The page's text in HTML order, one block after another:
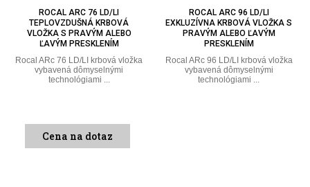
ROCAL ARC 76 LD/LI
TEPLOVZDUŠNÁ KRBOVÁ
VLOŽKA S PRAVÝM ALEBO
ĽAVÝM PRESKLENÍM
Rocal ARc 76 LD/LI krbová vložka
vybavená dômyselnými
technológiami ...
Cena na dotaz
ROCAL ARC 96 LD/LI
EXKLUZÍVNA KRBOVÁ VLOŽKA S
PRAVÝM ALEBO ĽAVÝM
PRESKLENÍM
Rocal ARc 96 LD/LI krbová vložka
vybavená dômyselnými
technológiami ...